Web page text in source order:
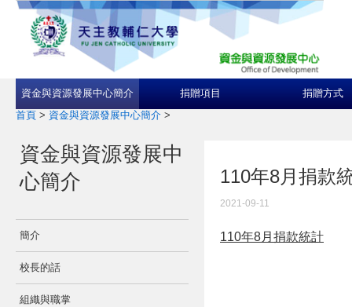
資金與資源發展中心簡介 捐贈項目 捐贈方式
首頁 > 資金與資源發展中心簡介 >
資金與資源發展中
心簡介
簡介
校長的話
組織與職掌
110年8月捐款
2021-09-11
110年8月捐款統計